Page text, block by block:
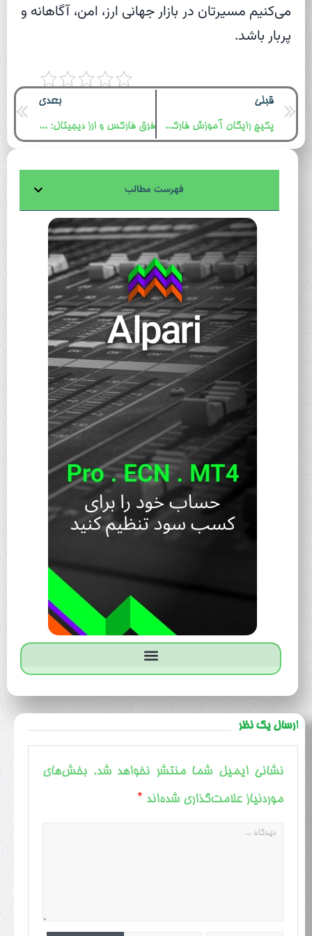
می‌کنیم مسیرتان در بازار جهانی ارز، امن، آگاهانه و
پربار باشد.
قبلی
پکیج رایگان آموزش فارکس برای مبتدیان از صفر تا صد!
بعدی
فرق فارکس و ارز دیجیتال: مقایسه کامل برای تازه‌کارها
فهرست مطالب
ارسال یک نظر
نشانی ایمیل شما منتشر نخواهد شد. بخش‌های
موردنیاز علامت‌گذاری شده‌اند *